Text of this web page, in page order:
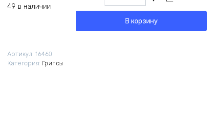
49 в наличии
товара
В корзину
Артикул: 16460
Категория: Грипсы